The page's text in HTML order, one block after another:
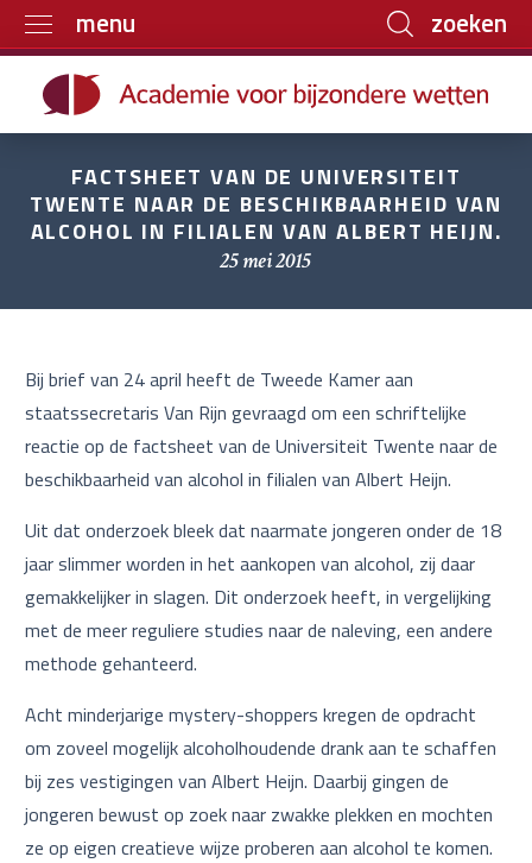
menu zoeken
Home
Boeken
E-learning
Contact
FACTSHEET VAN DE UNIVERSITEIT
TWENTE NAAR DE BESCHIKBAARHEID VAN
ALCOHOL IN FILIALEN VAN ALBERT HEIJN.
25 mei 2015
Bij brief van 24 april heeft de Tweede Kamer aan
staatssecretaris Van Rijn gevraagd om een schriftelijke
reactie op de factsheet van de Universiteit Twente naar de
beschikbaarheid van alcohol in filialen van Albert Heijn.
Uit dat onderzoek bleek dat naarmate jongeren onder de 18
jaar slimmer worden in het aankopen van alcohol, zij daar
gemakkelijker in slagen. Dit onderzoek heeft, in vergelijking
met de meer reguliere studies naar de naleving, een andere
methode gehanteerd.
Acht minderjarige mystery-shoppers kregen de opdracht
om zoveel mogelijk alcoholhoudende drank aan te schaffen
bij zes vestigingen van Albert Heijn. Daarbij gingen de
jongeren bewust op zoek naar zwakke plekken en mochten
ze op eigen creatieve wijze proberen aan alcohol te komen.